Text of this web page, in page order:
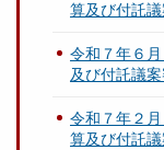
算及び付託
令和７年６
及び付託議
令和７年２
算及び付託議